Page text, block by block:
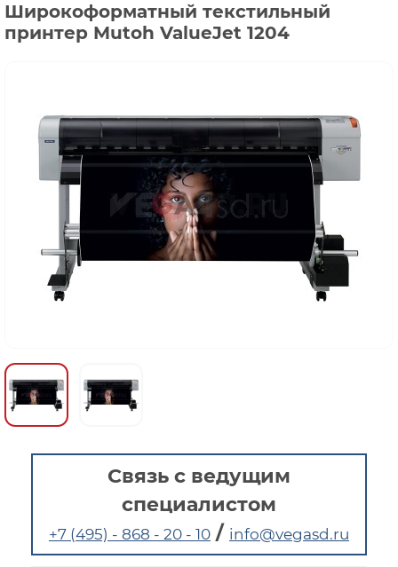
Широкоформатный текстильный
принтер Mutoh ValueJet 1204
Связь с ведущим
специалистом
+7 (495) - 868 - 20 - 10 / info@vegasd.ru